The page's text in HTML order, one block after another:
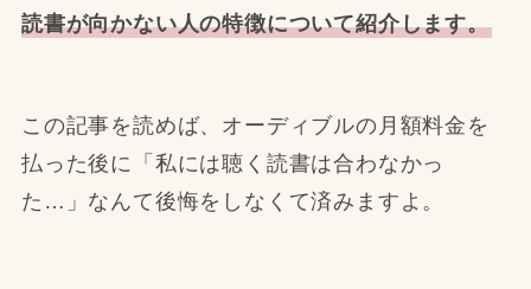
読書が向かない人の特徴について紹介します。
この記事を読めば、オーディブルの月額料金を
払った後に「私には聴く読書は合わなかっ
た…」なんて後悔をしなくて済みますよ。